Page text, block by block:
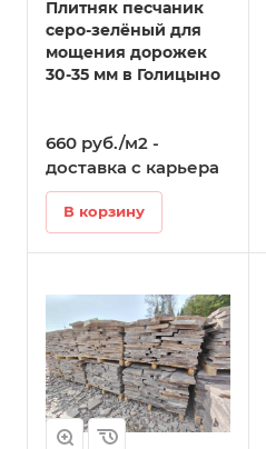
Плитняк песчаник
серо-зелёный для
мощения дорожек
30-35 мм в Голицыно
660 руб./м2 -
доставка с карьера
В корзину